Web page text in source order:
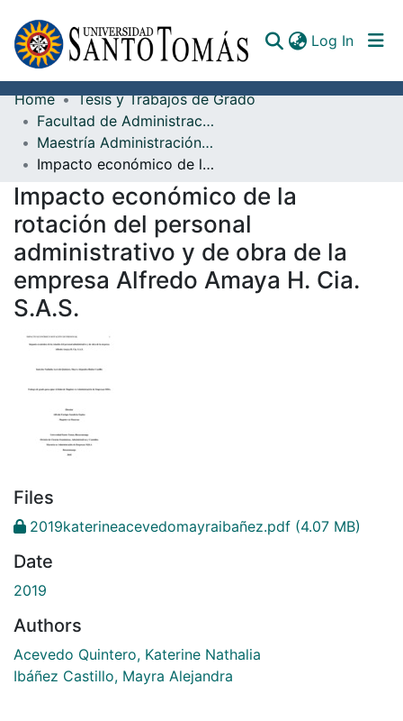
Log In
Communities & Collections
All of DSpace
Documents
Home
Tesis y Trabajos de Grado
Facultad de Administración de Empresas
Maestría Administración - MBA
Impacto económico de la rotación del personal administrativo y de obra de la empresa Alfredo Amaya H. Cia. S.A.S.
Impacto económico de la
rotación del personal
administrativo y de obra de la
empresa Alfredo Amaya H. Cia.
S.A.S.
Files
2019katerineacevedomayraibañez.pdf (4.07 MB)
Date
2019
Authors
Acevedo Quintero, Katerine Nathalia
Ibáñez Castillo, Mayra Alejandra